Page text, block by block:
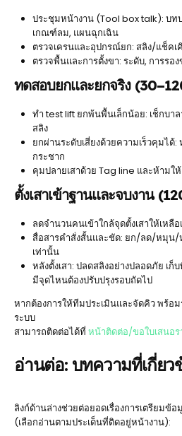
ประชุมหน้างาน (Tool box talk): บ
เกณฑ์ลม, แผนฉุกเฉิน
ตรวจเครนและอุปกรณ์ยก: สลิง/แช็ค
ตรวจพื้นและการตั้งขา: ระดับ, การรอ
ทดสอบยกและยกจริง
ทำ test lift ยกพ้นพื้นเล็กน้อย: เช็กบ
สลิง
ยกผ่านระดับเสี่ยงด้วยความเร็วคุมได้
กระชาก
คุมปลายเสาด้วย Tag line และห้ามใ
ตั้งเสาเข้าฐานและจบงาน
ลดจำนวนคนเข้าใกล้จุดตั้งเสาให้เหลื
สื่อสารคำสั่งสั้นและชัด: ยก/ลด/หมุ
เท่านั้น
หลังตั้งเสา: ปลดสลิงอย่างปลอดภัย เ
มีจุดไหนต้องปรับปรุงรอบถัดไป
หากต้องการให้ทีมประเมินและจัดคิว พร้อม
ระบบ
สามารถติดต่อได้ที่ หน้าติดต่อ/ขอใบเสนอร
อ่านต่อ: บทความที่เกี่ยว
ลิงก์ด้านล่างช่วยต่อยอดเรื่องการเตรียม
(เลือกอ่านตามประเด็นที่ติดอยู่หน้างาน):